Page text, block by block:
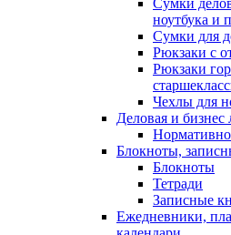
Сумки
ноутбука и
Сумки для
Рюкзаки с
Рюкзаки
Чехлы для
Деловая и бизнес
Блокноты,
Блокноты
Тетради
Записные
Ежедневники,